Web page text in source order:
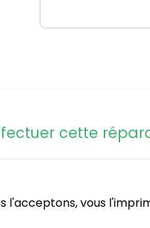
cette
l'acceptons, vous